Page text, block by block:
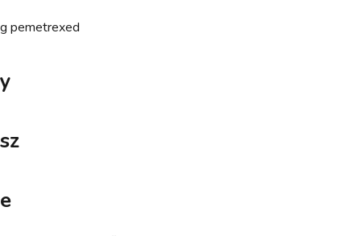
g pemetrexed
y
sz
e